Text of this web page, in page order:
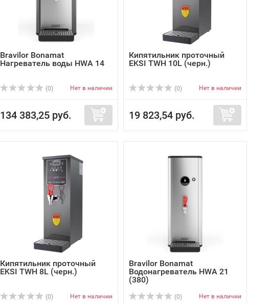
Bravilor Bonamat
Нагреватель воды HWA 14
(0) Нет в наличии
134 383,25 руб.
Кипятильник проточный
EKSI TWH 10L (черн.)
(0) Нет в наличии
19 823,54 руб.
Кипятильник проточный
EKSI TWH 8L (черн.)
(0) Нет в наличии
Bravilor Bonamat
Водонагреватель HWA 21
(380)
(0) Нет в наличии